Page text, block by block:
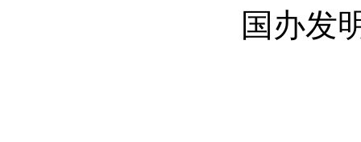
国办发